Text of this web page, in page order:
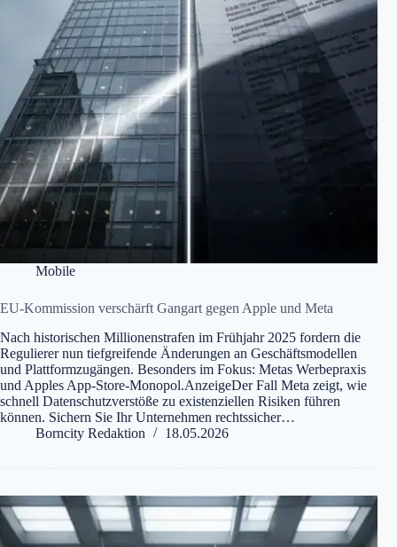
Mobile
EU-Kommission verschärft Gangart gegen Apple und Meta
Nach historischen Millionenstrafen im Frühjahr 2025 fordern die
Regulierer nun tiefgreifende Änderungen an Geschäftsmodellen
und Plattformzugängen. Besonders im Fokus: Metas Werbepraxis
und Apples App-Store-Monopol.AnzeigeDer Fall Meta zeigt, wie
schnell Datenschutzverstöße zu existenziellen Risiken führen
können. Sichern Sie Ihr Unternehmen rechtssicher…
Borncity Redaktion
18.05.2026